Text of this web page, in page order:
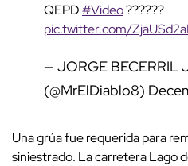
QEPD#Video??????
pic.twitter.com/
— JORGE BECERRIL
(@MrElDiablo8)
Una grúa fue requerida para
siniestrado. La carretera Lago